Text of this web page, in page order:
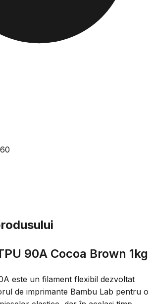
90A Cocoa Brown 1kg
este un filament flexibil dezvoltat
de imprimante Bambu Lab pentru o